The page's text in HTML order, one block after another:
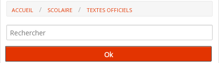
ACCUEIL SCOLAIRE
TEXTES OFFICIELS
PROMUS